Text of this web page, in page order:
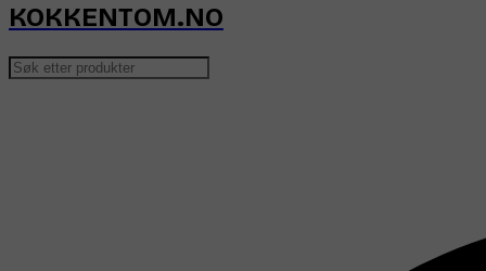
KOKKENTOM.NO